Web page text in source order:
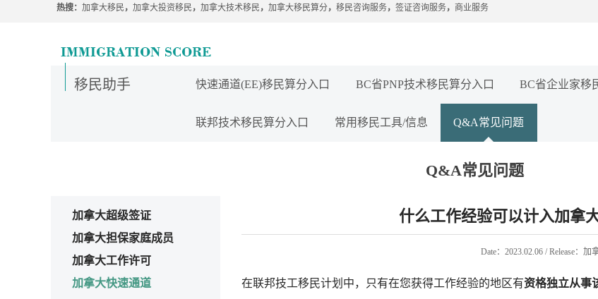
热搜： 加拿大移民 ， 加拿大投资移民 ， 加拿大技术移民 ， 加拿大移民算分， 移民咨询服务， 签证咨询服务， 商业服务
移民助手 快速通道(EE)移民算分入口 BC省PNP技术移民算分入口 BC省企业家移
联邦技术移民算分入口 常用移民工具/信息 Q&A常见问题
Q&A常见问题
加拿大超级签证
加拿大担保家庭成员
加拿大工作许可
加拿大快速通道
什么工作经验可以计入加拿
Date：2023.02.06 / Release：
在联邦技工移民计划中，只有在您获得工作经验的地区有资格独立从事